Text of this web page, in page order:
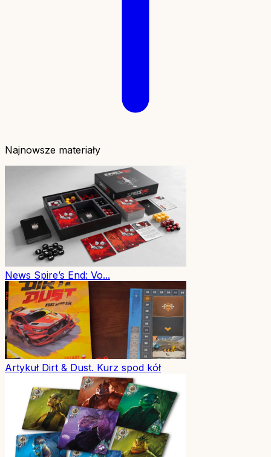
Najnowsze materiały
News Spire’s End: Vo...
Artykuł Dirt & Dust. Kurz spod kół